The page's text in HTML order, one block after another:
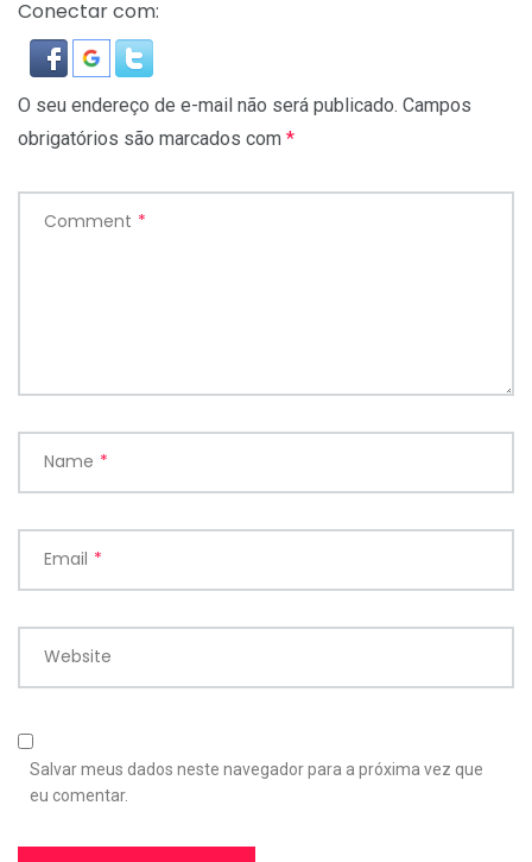
Conectar com:
O seu endereço de e-mail não será publicado. Campos
obrigatórios são marcados com *
Comment *
Name *
Email *
Website
Salvar meus dados neste navegador para a próxima vez que
eu comentar.